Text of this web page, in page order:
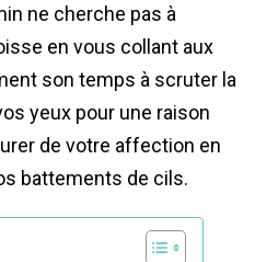
ne cherche pas à
en vous collant aux
son temps à scruter la
yeux pour une raison
de votre affection en
battements de cils.